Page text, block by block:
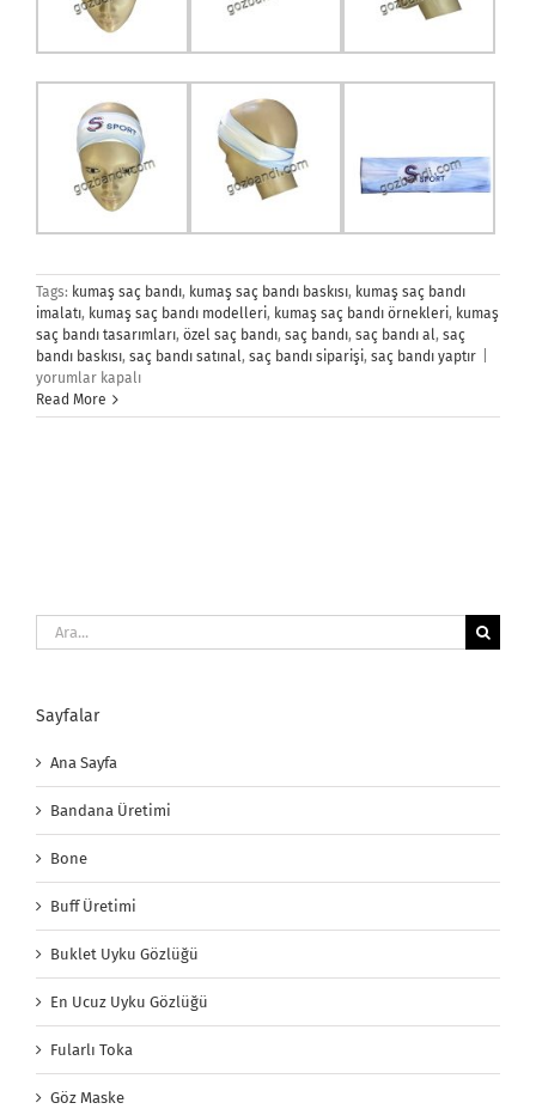
Tags: kumaş saç bandı, kumaş saç bandı baskısı, kumaş saç bandı
imalatı, kumaş saç bandı modelleri, kumaş saç bandı örnekleri, kumaş
saç bandı tasarımları, özel saç bandı, saç bandı, saç bandı al, saç
bandı baskısı, saç bandı satınal, saç bandı siparişi, saç bandı yaptır
yorumlar kapalı
Read More
Ara:
Sayfalar
Ana Sayfa
Bandana Üretimi
Bone
Buff Üretimi
Buklet Uyku Gözlüğü
En Ucuz Uyku Gözlüğü
Fularlı Toka
Göz Maske